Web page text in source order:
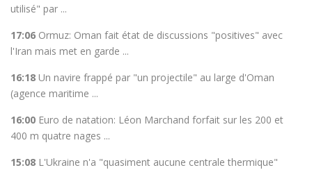
utilisé" par ...
17:06 Ormuz: Oman fait état de discussions "positives" avec
l'Iran mais met en garde ...
16:18 Un navire frappé par "un projectile" au large d'Oman
(agence maritime ...
16:00 Euro de natation: Léon Marchand forfait sur les 200 et
400 m quatre nages ...
15:08 L'Ukraine n'a "quasiment aucune centrale thermique"